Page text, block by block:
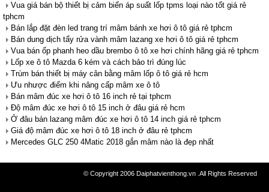
Vua giá bán bộ thiết bị cảm biến áp suất lốp tpms loại nào tốt giá rẻ
tphcm
Bán lắp đặt đèn led trang trí mâm bánh xe hơi ô tô giá rẻ tphcm
Bán dung dịch tẩy rửa vành mâm lazang xe hơi ô tô giá rẻ tphcm
Vua bán ốp phanh heo dầu brembo ô tô xe hơi chính hãng giá rẻ tphcm
Lốp xe ô tô Mazda 6 kém và cách bảo trì đúng lúc
Trùm bán thiết bị máy cân bằng mâm lốp ô tô giá rẻ hcm
Ưu nhược điểm khi nâng cấp mâm xe ô tô
Bán mâm đúc xe hơi ô tô 16 inch rẻ tại tphcm
Độ mâm đúc xe hơi ô tô 15 inch ở đâu giá rẻ hcm
Ở đâu bán lazang mâm đúc xe hơi ô tô 14 inch giá rẻ tphcm
Giá độ mâm đúc xe hơi ô tô 18 inch ở đâu rẻ tphcm
Mercedes GLC 250 4Matic 2018 gắn mâm nào là đẹp nhất
© Copyright 2006 Daiphatvienthong.vn .All Rights Reserved